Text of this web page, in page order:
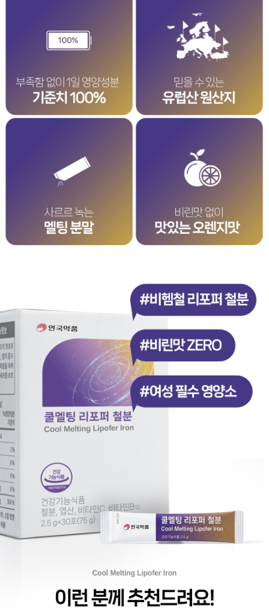
이코 라이프 하